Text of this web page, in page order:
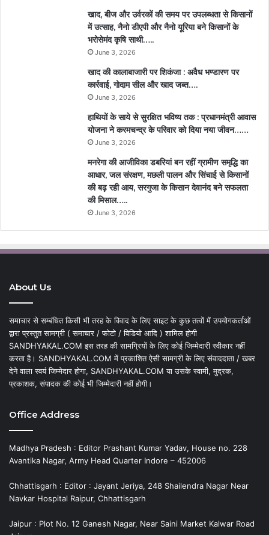
खाद, बीज और उर्वरकों की समय पर उपलब्धता से किसानों
में उत्साह, नैनो डीएपी और नैनो यूरिया बने किसानों के
भरोसेमंद कृषि साथी…..
June 3, 2026
खाद की कालाबाजारी पर शिकंजा : अवैध भण्डारण पर
कार्रवाई, गोदाम सील और खाद जब्त….
June 3, 2026
हाथियों के साये से सुरक्षित भविष्य तक : प्रधानमंत्री आवास
योजना ने करमचन्द्र के परिवार को दिया नया जीवन……
June 3, 2026
मनरेगा की आजीविका डबरियां बन रहीं ग्रामीण समृद्धि का
आधार, जल संरक्षण, मछली पालन और सिंचाई से किसानों
की बढ़ रही आय, सरगुजा के किसान देवानंद बने सफलता
की मिसाल…..
June 3, 2026
About Us
समाचार से सम्बंधित किसी भी तरह के विवाद के लिए साइट के कुछ तत्वों में उपयोगकर्ताओं
द्वारा प्रस्तुत सामग्री ( समाचार / फोटो / विडियो आदि ) शामिल होगी
SANDHYAKAL.COM इस तरह की सामग्रियों के लिए कोई जिम्मेदारी स्वीकार नहीं
करता है। SANDHYAKAL.COM में प्रकाशित ऐसी सामग्री के लिए संवाददाता / खबर
देने वाला स्वयं जिम्मेदार होगा, SANDHYAKAL.COM या उसके स्वामी, मुद्रक,
प्रकाशक, संपादक की कोई भी जिम्मेदारी नहीं होगी।
Office Address
Madhya Pradesh : Editor Prashant Kumar Yadav, House no. 228
Avantika Nagar, Army Head Quarter Indore – 452006
Chhattisgarh : Editor : Jayant Jeriya, 248 Shailendra Nagar Near
Navkar Hospital Raipur, Chhattisgarh
Jaipur : Plot No. 12 Ganesh Nagar, Near Saini Market Kalwar Road